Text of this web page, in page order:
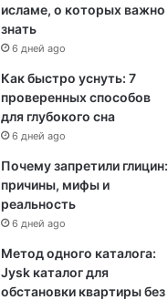
исламе, о которых важно
знать
6 дней ago
Как быстро уснуть: 7
проверенных способов
для глубокого сна
6 дней ago
Почему запретили глицин:
причины, мифы и
реальность
6 дней ago
Метод одного каталога:
Jysk каталог для
обстановки квартиры без